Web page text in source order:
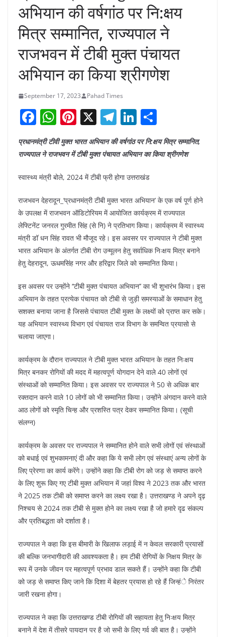
अभियान की वर्षगांठ पर नि:क्षय
मित्र सम्मानित, राज्यपाल ने
राजभवन में टीबी मुक्त पंचायत
अभियान का किया श्रीगणेश
September 17, 2023 Pahad Times
F
a
c
b
o
o
k
W
h
at
A
p
p
Pi
er
st
X T
el
e
a
m
Li
k
dI
n
h
ar
प्रधानमंत्री टीवी मुक्त भारत अभियान की वर्षगांठ पर नि:क्षय मित्र सम्मानित,
राज्यपाल ने राजभवन में टीबी मुक्त पंचायत अभियान का किया श्रीगणेश
स्वास्थ्य मंत्री बोले, 2024 में टीबी फ्री होगा उत्तराखंड
राजभवन देहरादून_‘प्रधानमंत्री टीबी मुक्त भारत अभियान’ के एक वर्ष पूर्ण होने
के उपलक्ष में राजभवन ऑडिटोरियम में आयोजित कार्यक्रम में राज्यपाल
लेफ्टिनेंट जनरल गुरमीत सिंह (से नि) ने प्रतिभाग किया। कार्यक्रम में स्वास्थ्य
मंत्री डॉ धन सिंह रावत भी मौजूद रहे। इस अवसर पर राज्यपाल ने टीबी मुक्त
भारत अभियान के अंतर्गत टीबी रोग उन्मूलन हेतु सर्वाधिक निःक्षय मित्र बनाने
हेतु देहरादून, ऊधमसिंह नगर और हरिद्वार जिले को सम्मानित किया।
इस अवसर पर उन्होंने ‘‘टीबी मुक्त पंचायत अभियान’’ का भी शुभारंभ किया। इस
अभियान के तहत प्रत्येक पंचायत को टीबी से जुड़ी समस्याओं के समाधान हेतु
सशक्त बनाया जाना है जिससे पंचायत टीबी मुक्त के लक्ष्यों को प्राप्त कर सके।
यह अभियान स्वास्थ्य विभाग एवं पंचायत राज विभाग के समन्वित प्रयासो से
चलाया जाएगा।
कार्यक्रम के दौरान राज्यपाल ने टीबी मुक्त भारत अभियान के तहत निःक्षय
मित्र बनकर रोगियों की मदद में महत्वपूर्ण योगदान देने वाले 40 लोगों एवं
संस्थाओं को सम्मानित किया। इस अवसर पर राज्यपाल ने 50 से अधिक बार
रक्तदान करने वाले 10 लोगों को भी सम्मानित किया। उन्होंने अंगदान करने वाले
आठ लोगों को स्मृति चिन्ह और प्रशस्ति पत्र देकर सम्मानित किया। (सूची
संलग्न)
कार्यक्रम के अवसर पर राज्यपाल ने सम्मानित होने वाले सभी लोगों एवं संस्थाओं
को बधाई एवं शुभकामनाएं दी और कहा कि ये सभी लोग एवं संस्थाएं अन्य लोगों के
लिए प्रेरणा का कार्य करेंगे। उन्होंने कहा कि टीबी रोग को जड़ से समाप्त करने
के लिए शुरू किए गए टीबी मुक्त अभियान में जहां विश्व ने 2023 तक और भारत
ने 2025 तक टीबी को समाप्त करने का लक्ष्य रखा है। उत्तराखण्ड ने अपने दृढ़
निश्चय से 2024 तक टीबी से मुक्त होने का लक्ष्य रखा है जो हमारे दृढ संकल्प
और प्रतिबद्धता को दर्शाता है।
राज्यपाल ने कहा कि इस बीमारी के खिलाफ लड़ाई में न केवल सरकारी प्रयासों
की बल्कि जनभागीदारी की आवश्यकता है। हम टीबी रोगियों के निक्षय मित्र के
रूप में उनके जीवन पर महत्वपूर्ण प्रभाव डाल सकते हैं। उन्होंने कहा कि टीबी
को जड़ से समाप्त किए जाने कि दिशा में बेहतर प्रयास हो रहे हैं जिन्हंे निरंतर
जारी रखना होगा।
राज्यपाल ने कहा कि उत्तराखण्ड टीबी रोगियों की सहायता हेतु निःक्षय मित्र
बनाने में देश में तीसरे पायदान पर है जो सभी के लिए गर्व की बात है। उन्होंने